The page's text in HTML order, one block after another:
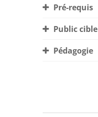
Pré-requis
Public cible
Pédagogie